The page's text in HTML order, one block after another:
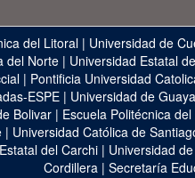
del Litoral | Universidad de
del Norte| Universidad Estatal
| Pontificia Universidad
ESPE | Universidad de
Bolivar| Escuela Politécnica
| Universidad Católica de
del Carchi | Universidad
Cordillera| Secretaría